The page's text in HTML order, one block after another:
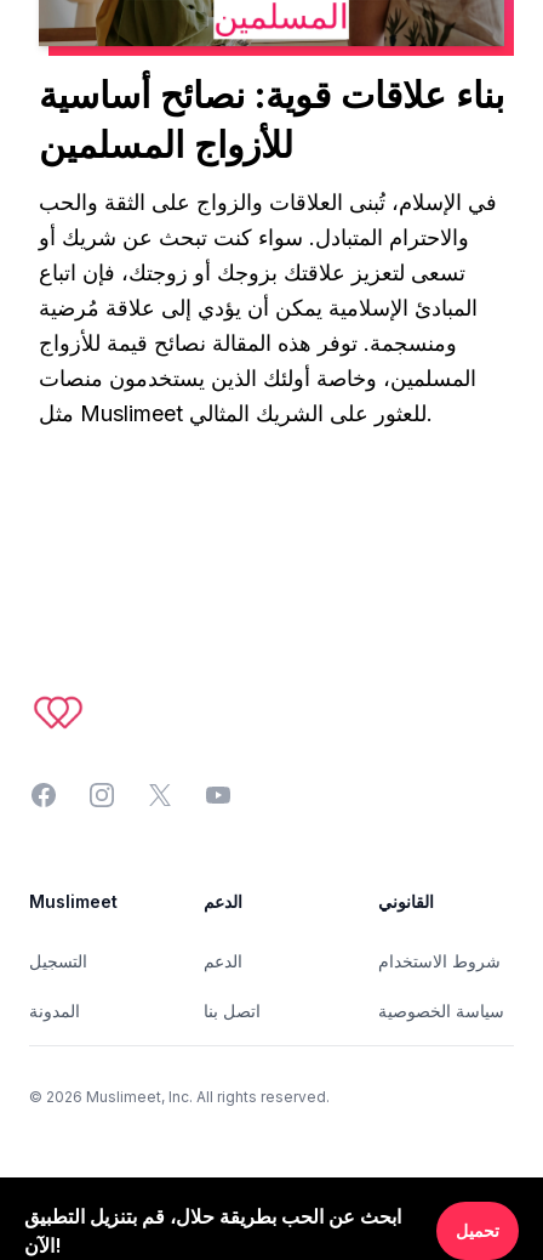
بناء علاقات قوية: نصائح أساسية
للأزواج المسلمين
في الإسلام، تُبنى العلاقات والزواج على الثقة والحب
والاحترام المتبادل. سواء كنت تبحث عن شريك أو
تسعى لتعزيز علاقتك بزوجك أو زوجتك، فإن اتباع
المبادئ الإسلامية يمكن أن يؤدي إلى علاقة مُرضية
ومنسجمة. توفر هذه المقالة نصائح قيمة للأزواج
المسلمين، وخاصة أولئك الذين يستخدمون منصات
مثل Muslimeet للعثور على الشريك المثالي.
FacebookInstagramTwitterYouTube
Muslimeet
التسجيل
المدونة
الدعم
الدعم
اتصل بنا
القانوني
شروط الاستخدام
سياسة الخصوصية
© 2026 Muslimeet, Inc. All rights reserved.
ابحث عن الحب بطريقة حلال، قم بتنزيل التطبيق
الآن!
تحميل